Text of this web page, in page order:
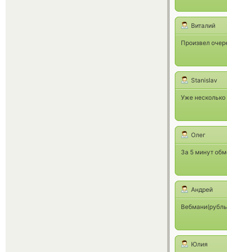
Виталий
Произвел
Stanislav
Уже
Олег
За 5 минут
Андрей
Юлия